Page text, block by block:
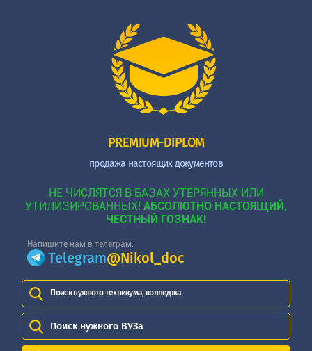
PREMIUM-DIPLOM
продажа настоящих документов
НЕ ЧИСЛЯТСЯ В БАЗАХ УТЕРЯННЫХ ИЛИ
УТИЛИЗИРОВАННЫХ! АБСОЛЮТНО НАСТОЯЩИЙ,
ЧЕСТНЫЙ ГОЗНАК!
Напишите нам в телеграм:
Telegram@Nikol_doc
Поиск нужного техникума, колледжа
Поиск нужного ВУЗа